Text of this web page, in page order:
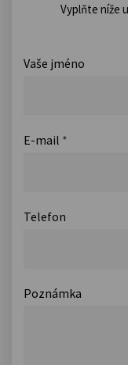
Vyplňte níže
Vaše jméno
E-mail *
Telefon
Poznámka